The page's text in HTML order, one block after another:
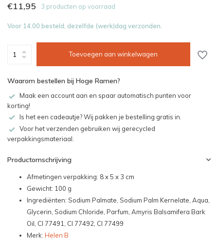
€11,95 3 producten op voorraad
Voor 14.00 besteld, dezelfde (werk)dag verzonden.
Toevoegen aan winkelwagen
Waarom bestellen bij Hoge Ramen?
Maak een account aan en spaar automatisch punten voor
korting!
Is het een cadeautje? Wij pakken je bestelling gratis in.
Voor het verzenden gebruiken wij gerecycled
verpakkingsmateriaal.
Productomschrijving
Afmetingen verpakking: 8 x 5 x 3 cm
Gewicht: 100 g
Ingrediënten: Sodium Palmate, Sodium Palm Kernelate, Aqua,
Glycerin, Sodium Chloride, Parfum, Amyris Balsamifera Bark
Oil, CI 77491, CI 77492, CI 77499
Merk: Helen B